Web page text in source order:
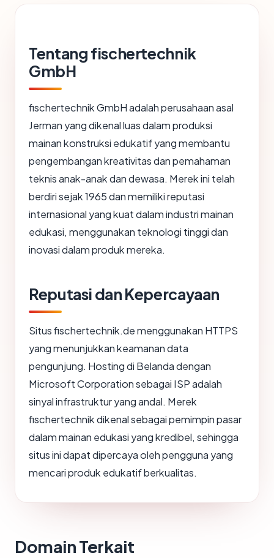
Tentang fischertechnik
GmbH
fischertechnik GmbH adalah perusahaan asal
Jerman yang dikenal luas dalam produksi
mainan konstruksi edukatif yang membantu
pengembangan kreativitas dan pemahaman
teknis anak-anak dan dewasa. Merek ini telah
berdiri sejak 1965 dan memiliki reputasi
internasional yang kuat dalam industri mainan
edukasi, menggunakan teknologi tinggi dan
inovasi dalam produk mereka.
Reputasi dan Kepercayaan
Situs fischertechnik.de menggunakan HTTPS
yang menunjukkan keamanan data
pengunjung. Hosting di Belanda dengan
Microsoft Corporation sebagai ISP adalah
sinyal infrastruktur yang andal. Merek
fischertechnik dikenal sebagai pemimpin pasar
dalam mainan edukasi yang kredibel, sehingga
situs ini dapat dipercaya oleh pengguna yang
mencari produk edukatif berkualitas.
Domain Terkait